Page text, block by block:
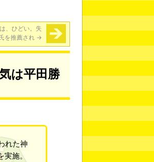
、ひどい。失
を推薦され →
は平田勝
れた神
施。